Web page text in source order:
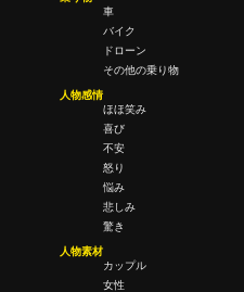
車
バイク
ドローン
その他の乗り物
人物感情
ほほ笑み
喜び
不安
怒り
悩み
悲しみ
驚き
人物素材
カップル
女性